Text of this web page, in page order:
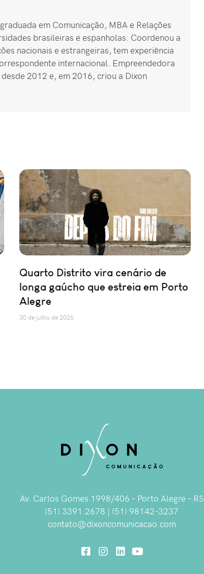
em Comunicação, MBA e Relações
brasileiras e espanholas. Coordenou a
nacionais e estrangeiras, tem experiência
internacional. Empreendedora
2012 e, em 2016, criou a Dixon
Quarto Distrito vira cenário de
longa gaúcho que estreia em Porto
Alegre
30 de julho de 2026
Av. Carlos Gomes 1998/406 – Porto Alegre – RS
(51) 3391.2678 | (51) 98142-3237
contato@dixoncomunicacao.com